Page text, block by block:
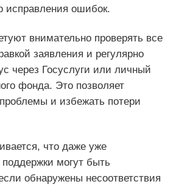
исправления ошибок.
внимательно проверять все
заявления и регулярно
через Госуслуги или личный
фонда. Это позволяет
и избежать потери
что даже уже
могут быть
обнаружены несоответствия